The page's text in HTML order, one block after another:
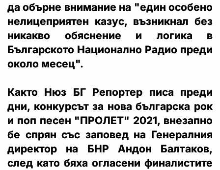
да обърне внимание на "един особено
нелицеприятен казус, възникнал без
никакво обяснение и логика в
Българското Национално Радио преди
около месец".
Както Нюз БГ Репортер писа преди
дни, конкурсът за нова българска рок
и поп песен "ПРОЛЕТ" 2021, внезапно
бе спрян със заповед на Генералния
директор на БНР Андон Балтаков,
след като бяха огласени финалистите